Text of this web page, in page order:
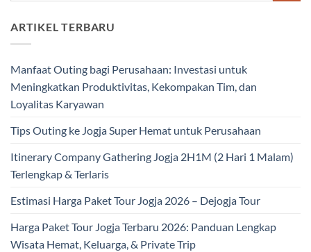
ARTIKEL TERBARU
Manfaat Outing bagi Perusahaan: Investasi untuk
Meningkatkan Produktivitas, Kekompakan Tim, dan
Loyalitas Karyawan
Tips Outing ke Jogja Super Hemat untuk Perusahaan
Itinerary Company Gathering Jogja 2H1M (2 Hari 1 Malam)
Terlengkap & Terlaris
Estimasi Harga Paket Tour Jogja 2026 – Dejogja Tour
Harga Paket Tour Jogja Terbaru 2026: Panduan Lengkap
Wisata Hemat, Keluarga, & Private Trip